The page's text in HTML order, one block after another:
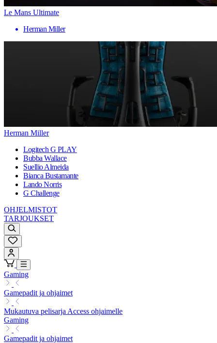
Le Mans Ultimate
Herman Miller
Herman Miller
Logitech G PLAY
Bubba Wallace
Suellio Almeida
Bianca Bustamante
Lando Norris
G Challenge
OHJELMISTOT
TARJOUKSET
Gaming
Gamepadit ja ohjaimet
Mukautuva pelisarja Access ohjaimelle
Gaming
Gamepadit ja ohjaimet